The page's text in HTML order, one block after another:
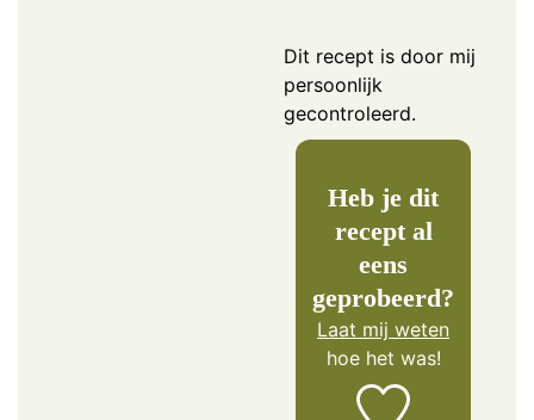
Dit recept is door mij
persoonlijk
gecontroleerd.
Heb je dit
recept al
eens
geprobeerd?
Laat mij weten
hoe het was!